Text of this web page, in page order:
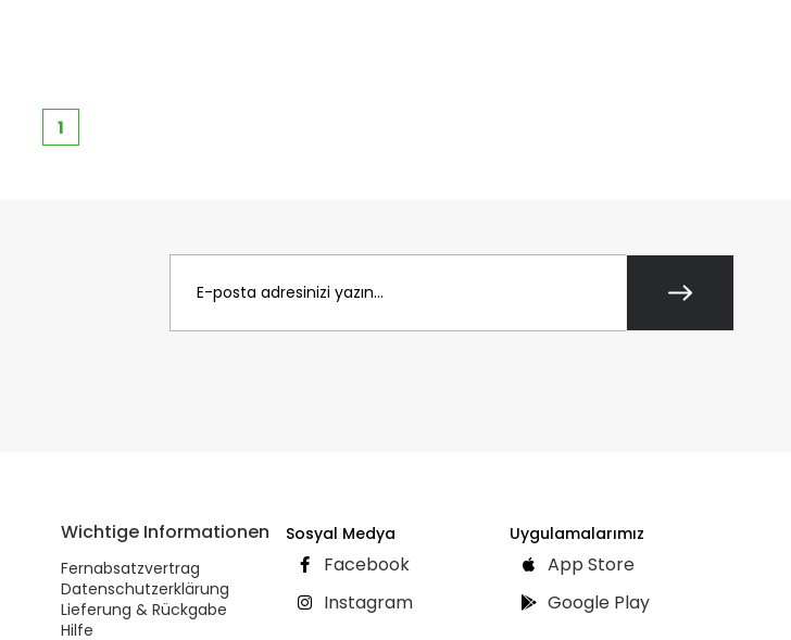
1
Wichtige Informationen
Fernabsatzvertrag
Datenschutzerklärung
Lieferung & Rückgabe
Hilfe
Sosyal Medya
Facebook
Instagram
Uygulamalarımız
App Store
Google Play